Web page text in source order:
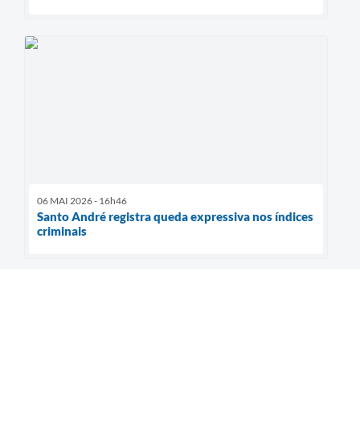
06 MAI 2026 - 16h46
Santo André registra queda expressiva nos índices
criminais